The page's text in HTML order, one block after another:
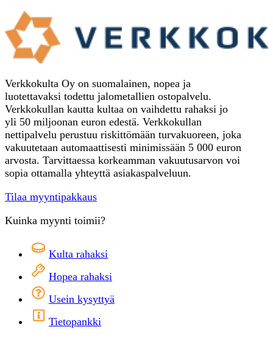
Verkkokulta Oy on suomalainen, nopea ja
luotettavaksi todettu jalometallien ostopalvelu.
Verkkokullan kautta kultaa on vaihdettu rahaksi jo
yli 50 miljoonan euron edestä. Verkkokullan
nettipalvelu perustuu riskittömään turvakuoreen, joka
vakuutetaan automaattisesti minimissään 5 000 euron
arvosta. Tarvittaessa korkeamman vakuutusarvon voi
sopia ottamalla yhteyttä asiakaspalveluun.
Tilaa myyntipakkaus
Kuinka myynti toimii?
Kulta rahaksi
Hopea rahaksi
Usein kysyttyä
Tietopankki